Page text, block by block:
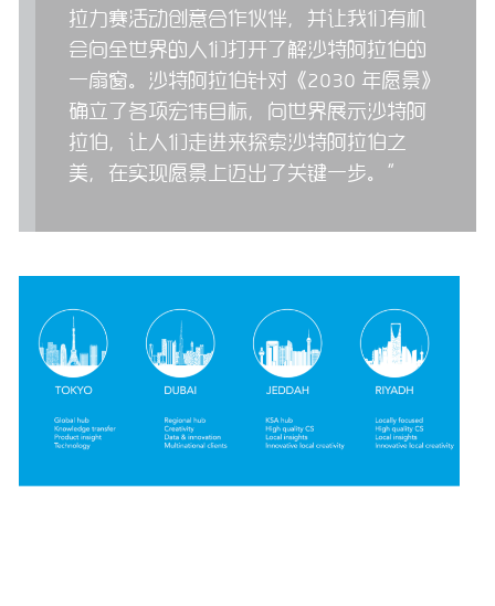
拉力赛活动创意合作伙伴，并让我们有机
会向全世界的人们打开了解沙特阿拉伯的
一扇窗。沙特阿拉伯针对《2030 年愿景》
确立了各项宏伟目标，向世界展示沙特阿
拉伯，让人们走进来探索沙特阿拉伯之
美，在实现愿景上迈出了关键一步。”